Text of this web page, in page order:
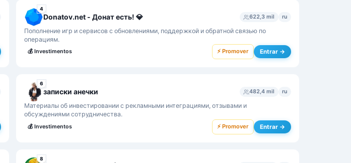
4
Donatov.net - Донат есть! 💎 622,3 mil ru
Пополнение игр и сервисов с обновлениями, поддержкой и обратной связью по
операциям.
💰 Investimentos ⚡ Promover Entrar →
6
записки анечки 482,4 mil ru
Материалы об инвестировании с рекламными интеграциями, отзывами и
обсуждениями сотрудничества.
💰 Investimentos ⚡ Promover Entrar →
8